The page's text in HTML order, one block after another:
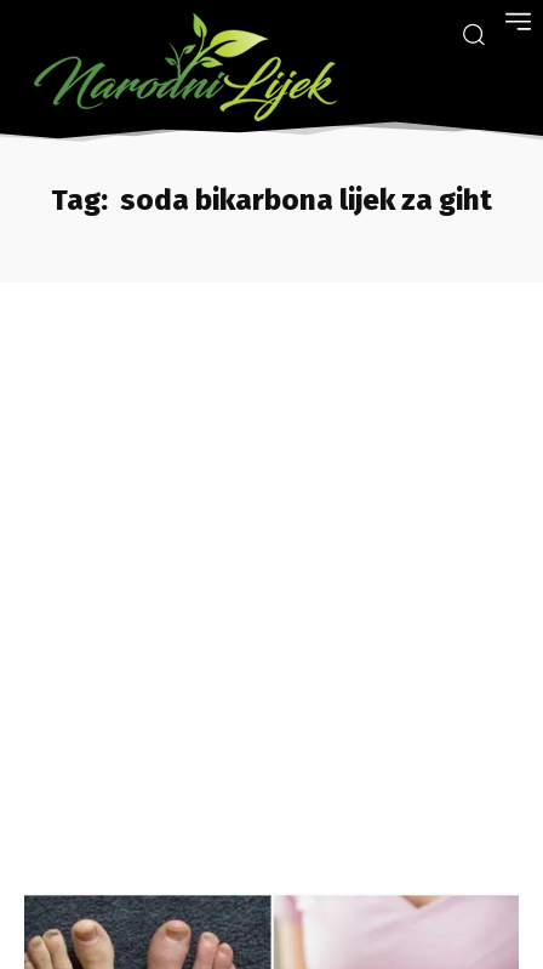
Tag: soda bikarbona lijek za giht